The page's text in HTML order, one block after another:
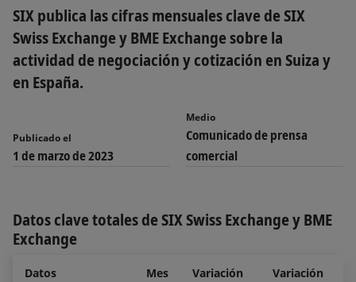
SIX publica las cifras mensuales clave de SIX
Swiss Exchange y BME Exchange sobre la
actividad de negociación y cotización en Suiza y
en España.
Publicado el
1 de marzo de 2023
Medio
Comunicado de prensa
comercial
Datos clave totales de SIX Swiss Exchange y BME
Exchange
Datos
Mes
Variación
Variación